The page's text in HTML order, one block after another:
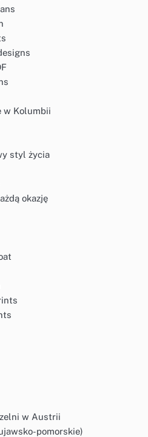
w Kolumbii
styl życia
okazję
w Austrii
pomorskie)